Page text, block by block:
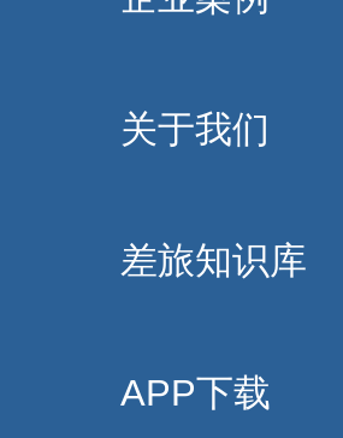
用户登录
关于我们
差旅知识库
APP下载